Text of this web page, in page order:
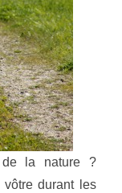
de la nature ?
durant les